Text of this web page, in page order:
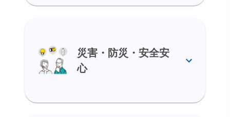
災害・防災・安全安
心